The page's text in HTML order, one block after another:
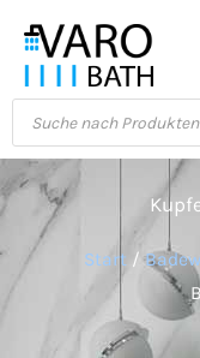
Inhalt
springen
Products
search
Start/